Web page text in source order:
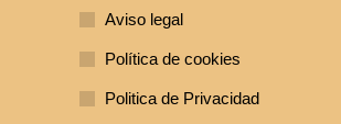
Aviso legal
Política de cookies
Politica de Privacidad